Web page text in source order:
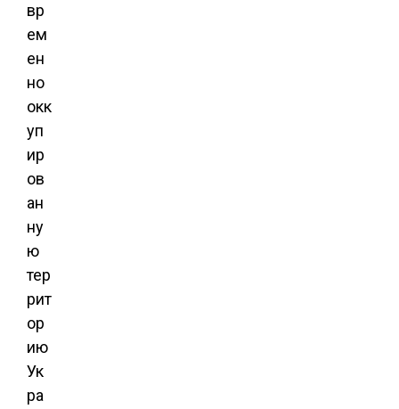
вр
ем
ен
но
окк
уп
ир
ов
ан
ну
ю
тер
рит
ор
ию
Ук
ра